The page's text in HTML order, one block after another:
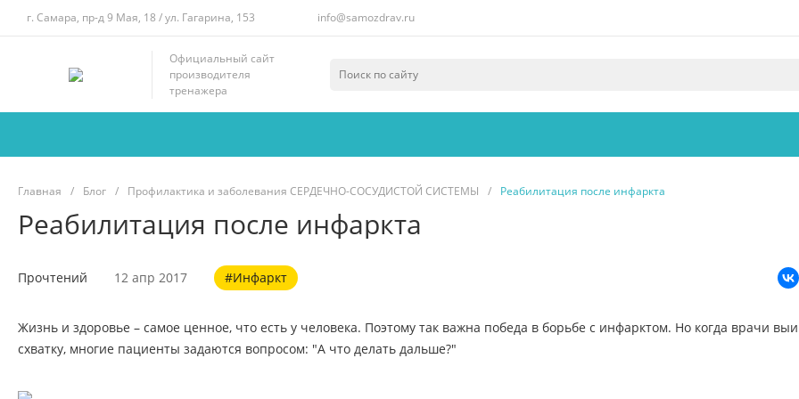
г. Самара, пр-д 9 Мая, 18 / ул. Гагарина, 153 info@samozdrav.ru
Официальный сайт
производителя
тренажера
Главная / Блог / Профилактика и заболевания СЕРДЕЧНО-СОСУДИСТОЙ СИСТЕМЫ / Реабилитация после инфаркта
Реабилитация после инфаркта
Прочтений 12 апр 2017 #Инфаркт
Жизнь и здоровье – самое ценное, что есть у человека. Поэтому так важна победа в борьбе с инфарктом. Но когда врачи
схватку, многие пациенты задаются вопросом: "А что делать дальше?"